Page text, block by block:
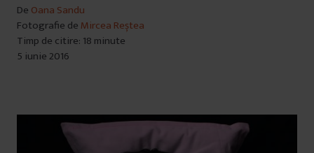
De Oana Sandu
Fotografie de Mircea Reștea
Timp de citire: 18 minute
5 iunie 2016